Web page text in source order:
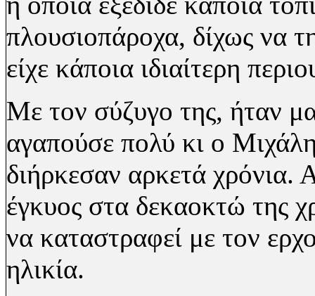
πλουσιοπάροχα, δίχως να
είχε κάποια ιδιαίτερη
Με τον σύζυγο της, ήταν
αγαπούσε πολύ κι ο
διήρκεσαν αρκετά χρόνια.
έγκυος στα δεκαοκτώ της
να καταστραφεί με τον
ηλικία.